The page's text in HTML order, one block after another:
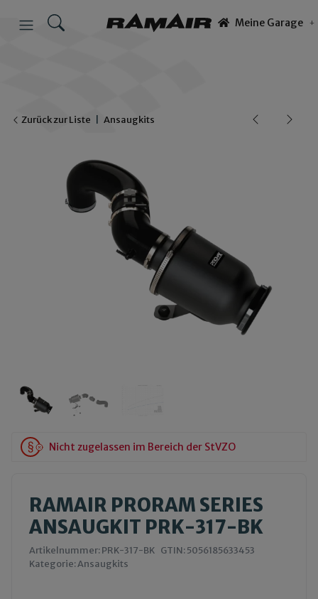
Meine Garage
Zurück zur Liste Ansaugkits
Nicht zugelassen im Bereich der StVZO
RAMAIR PRORAM SERIES
ANSAUGKIT PRK-317-BK
Artikelnummer:PRK-317-BK GTIN:5056185633453
Kategorie:Ansaugkits